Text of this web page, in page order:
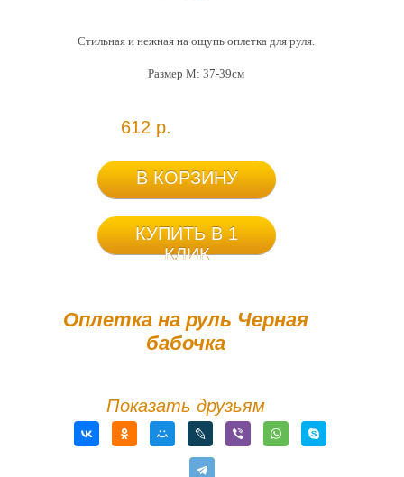
Оплетка на руль Черная
бабочка
Cтильная и нежная на ощупь оплетка для руля.
Размер М: 37-39см
612 р.
В КОРЗИНУ
КУПИТЬ В 1
КЛИК
Показать друзьям